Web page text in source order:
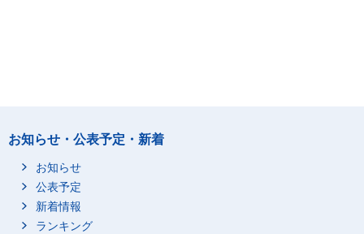
お知らせ・公表予定・新着
お知らせ
公表予定
新着情報
ランキング